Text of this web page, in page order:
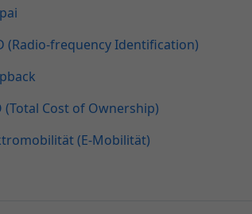
(Radio-frequency Identification)
(Total Cost of Ownership)
(E-Mobilität)